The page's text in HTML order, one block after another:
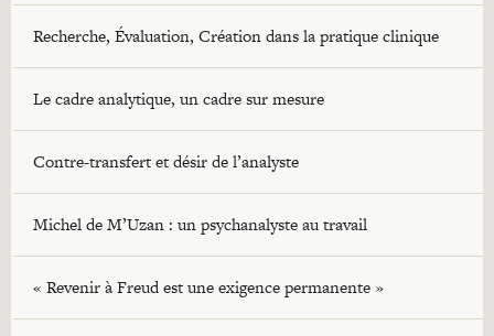
Recherche, Évaluation, Création dans la pratique clinique
Le cadre analytique, un cadre sur mesure
Contre-transfert et désir de l’analyste
Michel de M’Uzan : un psychanalyste au travail
« Revenir à Freud est une exigence permanente »